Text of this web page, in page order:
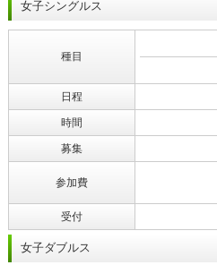
女子シングルス
種目
日程
時間
募集
参加費
受付
女子ダブルス